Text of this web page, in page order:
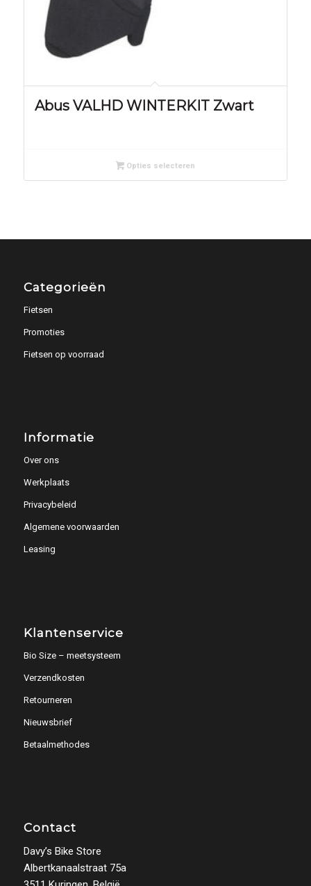
Abus VALHD WINTERKIT Zwart
Opties selecteren
Categorieën
Fietsen
Promoties
Fietsen op voorraad
Informatie
Over ons
Werkplaats
Privacybeleid
Algemene voorwaarden
Leasing
Klantenservice
Bio Size – meetsysteem
Verzendkosten
Retourneren
Nieuwsbrief
Betaalmethodes
Contact
Davy’s Bike Store
Albertkanaalstraat 75a